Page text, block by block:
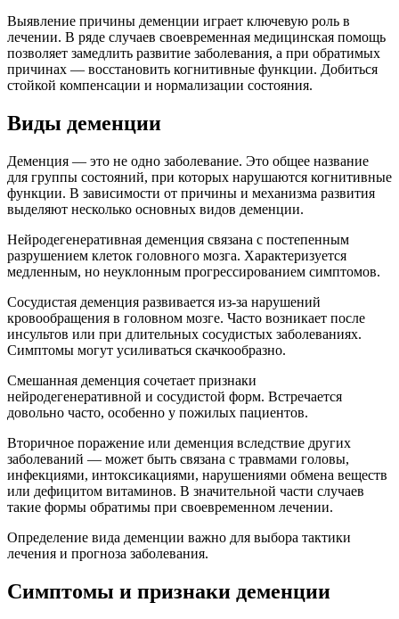
Выявление причины деменции играет ключевую роль в
лечении. В ряде случаев своевременная медицинская помощь
позволяет замедлить развитие заболевания, а при обратимых
причинах — восстановить когнитивные функции. Добиться
стойкой компенсации и нормализации состояния.
Виды деменции
Деменция — это не одно заболевание. Это общее название
для группы состояний, при которых нарушаются когнитивные
функции. В зависимости от причины и механизма развития
выделяют несколько основных видов деменции.
Нейродегенеративная деменция связана с постепенным
разрушением клеток головного мозга. Характеризуется
медленным, но неуклонным прогрессированием симптомов.
Сосудистая деменция развивается из-за нарушений
кровообращения в головном мозге. Часто возникает после
инсультов или при длительных сосудистых заболеваниях.
Симптомы могут усиливаться скачкообразно.
Смешанная деменция сочетает признаки
нейродегенеративной и сосудистой форм. Встречается
довольно часто, особенно у пожилых пациентов.
Вторичное поражение или деменция вследствие других
заболеваний — может быть связана с травмами головы,
инфекциями, интоксикациями, нарушениями обмена веществ
или дефицитом витаминов. В значительной части случаев
такие формы обратимы при своевременном лечении.
Определение вида деменции важно для выбора тактики
лечения и прогноза заболевания.
Симптомы и признаки деменции